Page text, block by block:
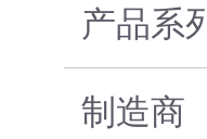
产品系
制造商